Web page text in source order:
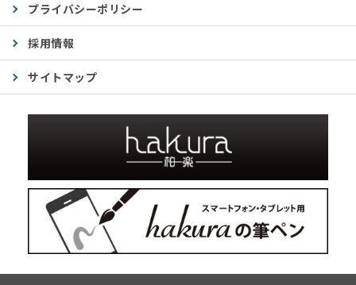
プライバシーポリシー
採用情報
サイトマップ